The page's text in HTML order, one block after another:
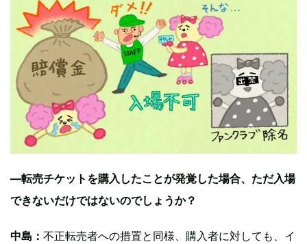
—転売チケットを購入したことが発覚した場合、ただ入場
できないだけではないのでしょうか？
中島： 不正転売者への措置と同様、購入者に対しても、イ